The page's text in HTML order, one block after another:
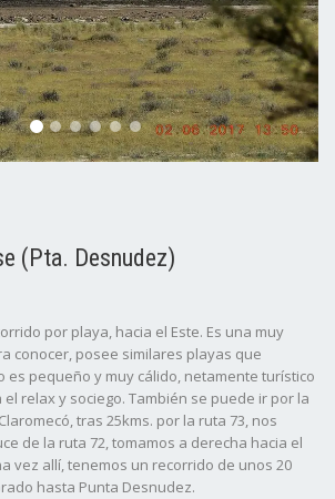
(Pta. Desnudez)
por playa, hacia el Este. Es una muy
conocer, posee similares playas que
es pequeño y muy cálido, netamente turístico
relax y sociego. También se puede ir por la
tras 25kms. por la ruta 73, nos
de la ruta 72, tomamos a derecha hacia el
vez allí, tenemos un recorrido de unos 20
hasta Punta Desnudez.